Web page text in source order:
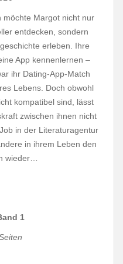
möchte Margot nicht nur
entdecken, sondern
erleben. Ihre
App kennenlernen –
ihr Dating-App-Match
Lebens. Doch obwohl
kompatibel sind, lässt
zwischen ihnen nicht
in der Literaturagentur
in ihrem Leben den
wieder…
1